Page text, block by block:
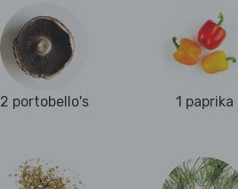
2 portobello's 1 paprika